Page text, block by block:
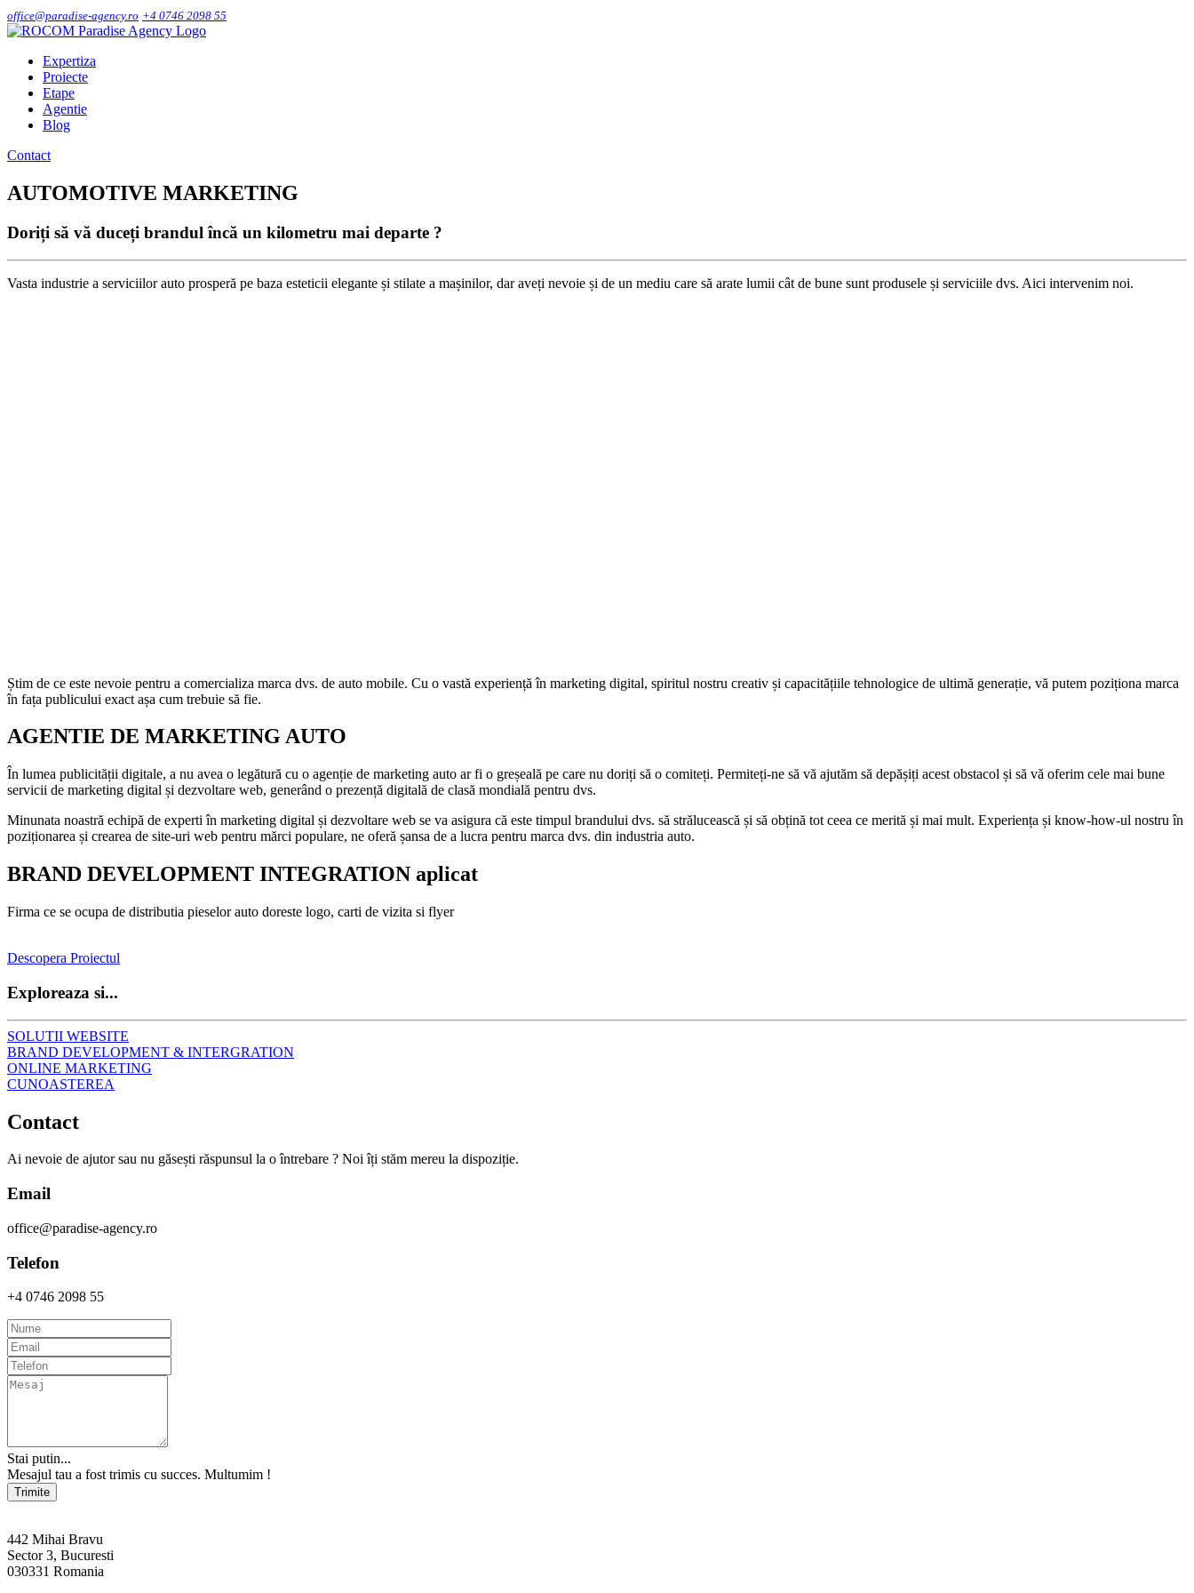
office@paradise-agency.ro +4 0746 2098 55
Expertiza
Proiecte
Etape
Agentie
Blog
Contact
AUTOMOTIVE MARKETING
Doriți să vă duceți brandul încă un kilometru mai departe ?
Vasta industrie a serviciilor auto prosperă pe baza esteticii elegante și stilate a mașinilor, dar aveți nevoie și de un mediu care să arate lumii cât de bune sunt produsele și serviciile dvs. Aici intervenim noi.
Știm de ce este nevoie pentru a comercializa marca dvs. de auto mobile. Cu o vastă experiență în marketing digital, spiritul nostru creativ și capacitățiile tehnologice de ultimă generație, vă putem poziționa marca
în fața publicului exact așa cum trebuie să fie.
AGENTIE DE MARKETING AUTO
În lumea publicității digitale, a nu avea o legătură cu o agenție de marketing auto ar fi o greșeală pe care nu doriți să o comiteți. Permiteți-ne să vă ajutăm să depășiți acest obstacol și să vă oferim cele mai bune
servicii de marketing digital și dezvoltare web, generând o prezență digitală de clasă mondială pentru dvs.
Minunata noastră echipă de experti în marketing digital și dezvoltare web se va asigura că este timpul brandului dvs. să strălucească și să obțină tot ceea ce merită și mai mult. Experiența și know-how-ul nostru în
poziționarea și crearea de site-uri web pentru mărci populare, ne oferă șansa de a lucra pentru marca dvs. din industria auto.
BRAND DEVELOPMENT INTEGRATION aplicat
Firma ce se ocupa de distributia pieselor auto doreste logo, carti de vizita si flyer
Descopera Proiectul
Exploreaza si...
SOLUTII WEBSITE
BRAND DEVELOPMENT & INTERGRATION
ONLINE MARKETING
CUNOASTEREA
Contact
Ai nevoie de ajutor sau nu găsești răspunsul la o întrebare ? Noi îți stăm mereu la dispoziție.
Email
office@paradise-agency.ro
Telefon
+4 0746 2098 55
Stai putin...
Mesajul tau a fost trimis cu succes. Multumim !
Trimite
442 Mihai Bravu
Sector 3, Bucuresti
030331 Romania